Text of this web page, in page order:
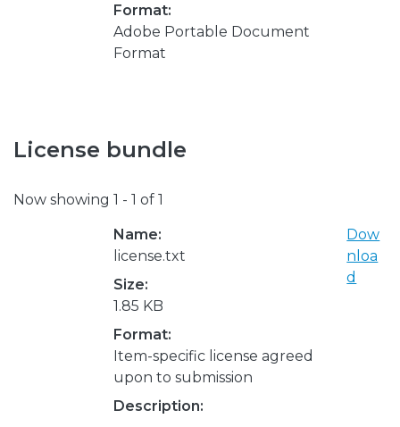
Format:
Adobe Portable Document
Format
License bundle
Now showing 1 - 1 of 1
Name:
license.txt
Size:
1.85 KB
Format:
Item-specific license agreed
upon to submission
Description:
Dow
nloa
d